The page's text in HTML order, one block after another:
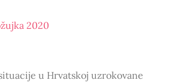
2020
u Hrvatskoj uzrokovane